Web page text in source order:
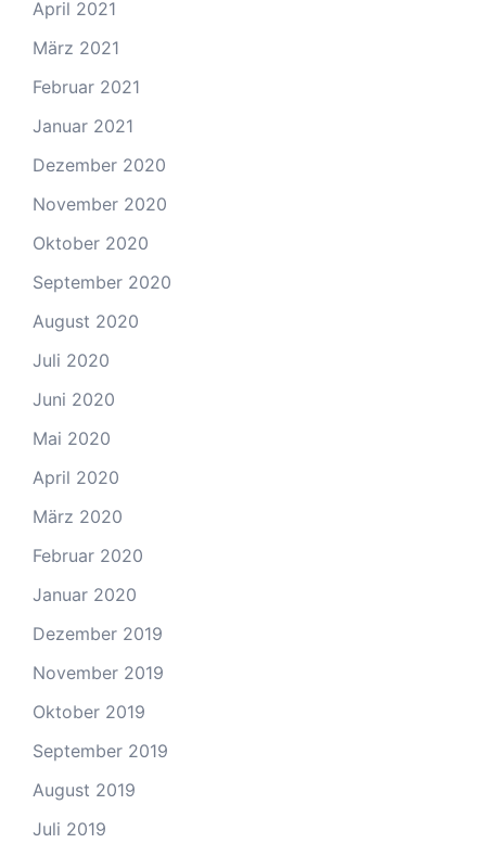
April 2021
März 2021
Februar 2021
Januar 2021
Dezember 2020
November 2020
Oktober 2020
September 2020
August 2020
Juli 2020
Juni 2020
Mai 2020
April 2020
März 2020
Februar 2020
Januar 2020
Dezember 2019
November 2019
Oktober 2019
September 2019
August 2019
Juli 2019